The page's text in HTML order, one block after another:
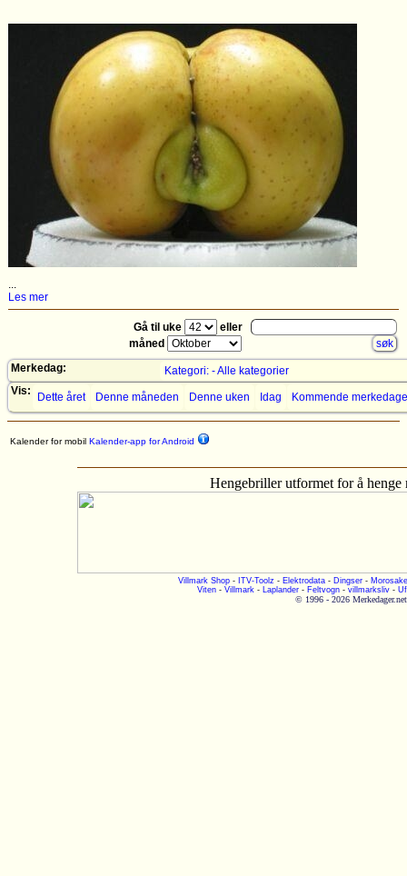
...
Les mer
Gå til uke
eller
måned
Merkedag:
Kategori: - Alle kategorier
Vis:
Dette året Denne måneden Denne uken Idag Kommende
Kalender for mobil Kalender-app for Android
Hengebriller utformet for å henge
Villmark Shop- ITV-Toolz - Elektrodata- Dingser-
Viten - Villmark - Laplander - Feltvogn - villmarksliv -
© 1996 - 2026 Merkedager.net